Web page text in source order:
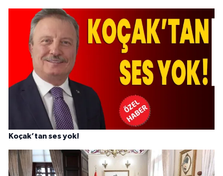
Koçak’tan ses yok!